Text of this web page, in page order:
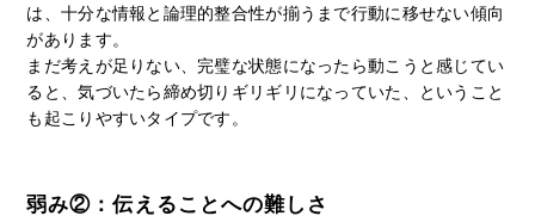
は、十分な情報と論理的整合性が揃うまで行動に移せない傾向
があります。
まだ考えが足りない、完璧な状態になったら動こうと感じてい
ると、気づいたら締め切りギリギリになっていた、ということ
も起こりやすいタイプです。
弱み②：伝えることへの難しさ